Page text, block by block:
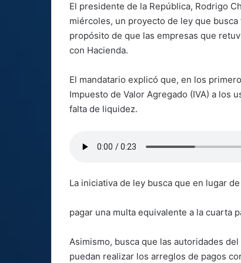
El presidente de la República, Rodrigo
miércoles, un proyecto de ley que busca
propósito de que las empresas que
con Hacienda.
El mandatario explicó que, en los
Impuesto de Valor Agregado (IVA) a los
falta de liquidez.
La iniciativa de ley busca que en lugar
pagar una multa equivalente a la cuarta
Asimismo, busca que las autoridades
puedan realizar los arreglos de pagos